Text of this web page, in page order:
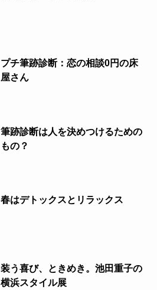
プチ筆跡診断：恋の相談0円の床
屋さん
筆跡診断は人を決めつけるための
もの？
春はデトックスとリラックス
装う喜び、ときめき。池田重子の
横浜スタイル展